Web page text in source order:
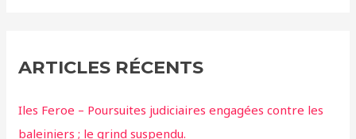
ARTICLES RÉCENTS
Iles Feroe – Poursuites judiciaires engagées contre les
baleiniers ; le grind suspendu.